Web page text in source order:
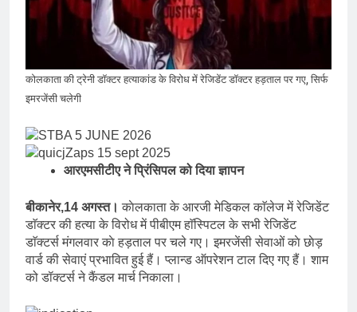
कोलकाता की ट्रेनी डॉक्टर हत्याकांड के विरोध में रेजिडेंट डॉक्टर हड़ताल पर गए, सिर्फ
इमरजेंसी चलेगी
आरएमसीटीए ने प्रिंसिपल को दिया ज्ञापन
बीकानेर,14 अगस्त। काेलकाता के आरजी मेडिकल काॅलेज में रेजिडेंट
डाॅक्टर की हत्या के विरोध में पीबीएम हाॅस्पिटल के सभी रेजिडेंट
डाॅक्टर्स मंगलवार काे हड़ताल पर चले गए। इमरजेंसी सेवाओं काे छाेड़
वार्ड की सेवाएं प्रभावित हुई हैं। प्लान्ड ऑपरेशन टाल दिए गए हैं। शाम
को डॉक्टर्स ने कैंडल मार्च निकाला।